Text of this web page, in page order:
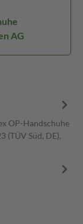
AG
OP-Handschuhe
(TÜV Süd, DE),